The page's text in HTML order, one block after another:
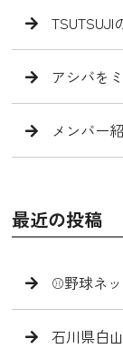
TSUTSUJI
アシバを
メンバー
最近の投稿
⚾️野球ネ
石川県白